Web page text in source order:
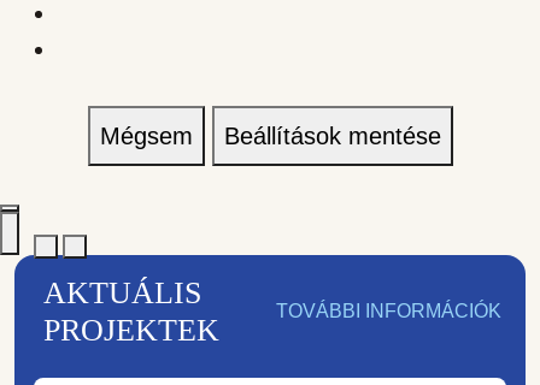
Mégsem Beállítások mentése
AKTUÁLIS
PROJEKTEK
TOVÁBBI INFORMÁCIÓK